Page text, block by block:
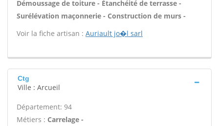
Démoussage de toiture - Étanchéité de terrasse -
Surélévation maçonnerie - Construction de murs -
Voir la fiche artisan : Auriault jo�l sarl
Ctg
Ville : Arcueil
Département: 94
Métiers : Carrelage -